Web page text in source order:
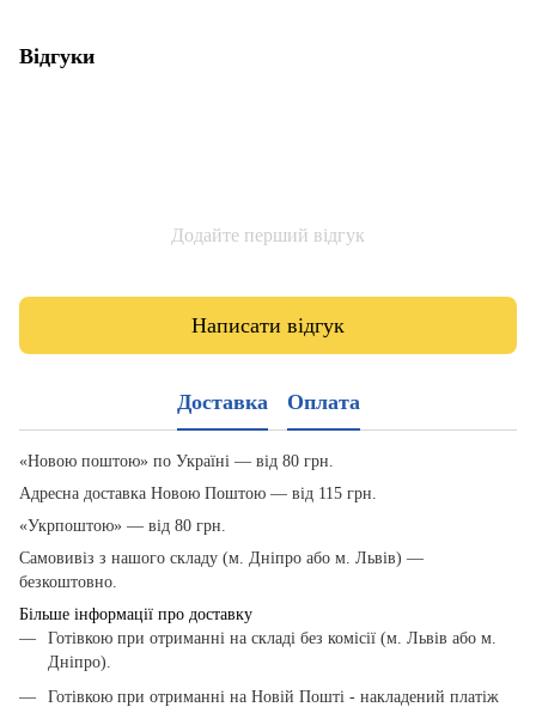
Відгуки
Додайте перший відгук
Написати відгук
Доставка Оплата
«Новою поштою» по Україні — від 80 грн.
Адресна доставка Новою Поштою — від 115 грн.
«Укрпоштою» — від 80 грн.
Самовивіз з нашого складу (м. Дніпро або м. Львів) —
безкоштовно.
Більше інформації про доставку
Готівкою при отриманні на складі без комісії (м. Львів або м.
Дніпро).
Готівкою при отриманні на Новій Пошті - накладений платіж